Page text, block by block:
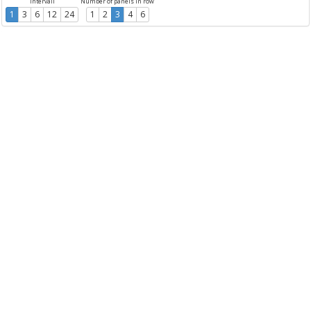
1 3 6 12 24 1 2 3 4 6